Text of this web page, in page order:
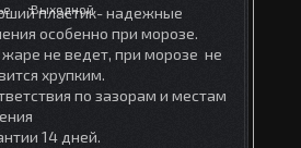
пластик- надежные
особенно при морозе.
жаре не ведет, при морозе не
хрупким.
по зазорам и местам
14 дней.
Выходной